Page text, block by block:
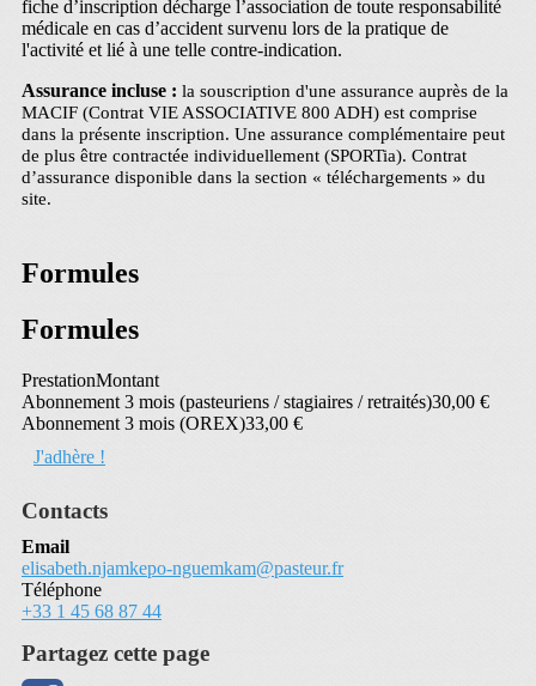
fiche d’inscription décharge l’association de toute responsabilité
médicale en cas d’accident survenu lors de la pratique de
l'activité et lié à une telle contre-indication.
Assurance incluse : la souscription d'une assurance auprès de la
MACIF (Contrat VIE ASSOCIATIVE 800 ADH) est comprise
dans la présente inscription. Une assurance complémentaire peut
de plus être contractée individuellement (SPORTia). Contrat
d’assurance disponible dans la section « téléchargements » du
site.
Formules
Formules
PrestationMontant
Abonnement 3 mois (pasteuriens / stagiaires / retraités)30,00 €
Abonnement 3 mois (OREX)33,00 €
J'adhère !
Contacts
Email
elisabeth.njamkepo-nguemkam@pasteur.fr
Téléphone
+33 1 45 68 87 44
Partagez cette page